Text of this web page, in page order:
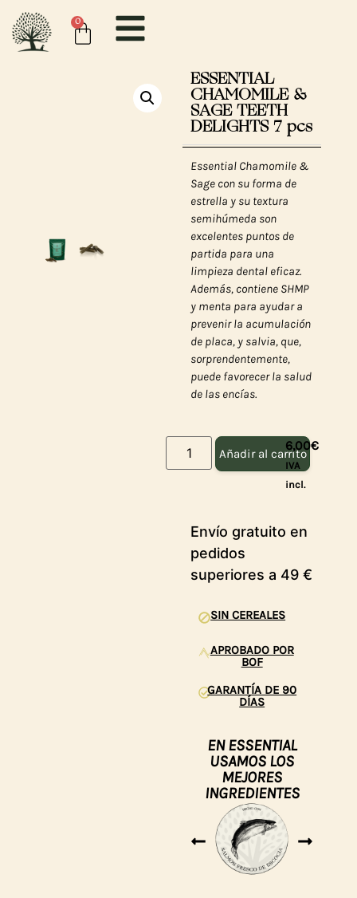
0
ESSENTIAL
CHAMOMILE &
SAGE TEETH
DELIGHTS 7 pcs
Essential Chamomile &
Sage con su forma de
estrella y su textura
semihúmeda son
excelentes puntos de
partida para una
limpieza dental eficaz.
Además, contiene SHMP
y menta para ayudar a
prevenir la acumulación
de placa, y salvia, que,
sorprendentemente,
puede favorecer la salud
de las encías.
Añadir al carrito
6,00€
IVA
incl.
Envío gratuito en
pedidos
superiores a 49 €
Entrega en 2-3
días
GARANTÍA DE 90
DÍAS
USAMOS LOS
MEJORES
INGREDIENTES